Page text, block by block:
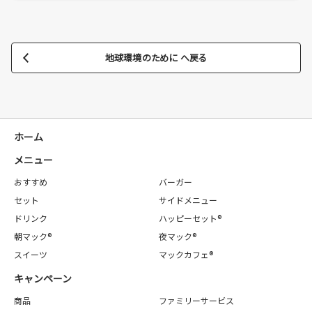
地球環境のために へ戻る
ホーム
メニュー
おすすめ
バーガー
セット
サイドメニュー
ドリンク
ハッピーセット®
朝マック®
夜マック®
スイーツ
マックカフェ®
キャンペーン
商品
ファミリーサービス